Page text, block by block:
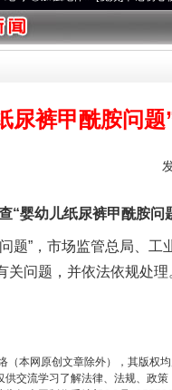
尿裤甲酰胺问
婴幼儿纸尿裤甲酰胺问
”，市场监管总局、工
问题，并依法依规处理
（本网原创文章除外），其版
交流学习了解法律、法规、政
以产业富民